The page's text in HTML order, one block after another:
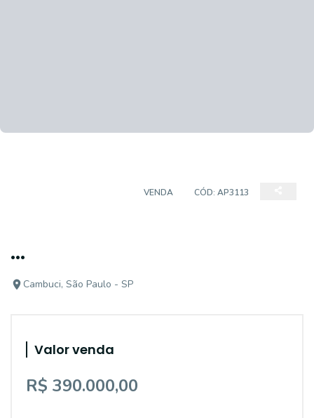
VENDA CÓD: AP3113
...
Cambuci, São Paulo - SP
Valor venda
R$ 390.000,00